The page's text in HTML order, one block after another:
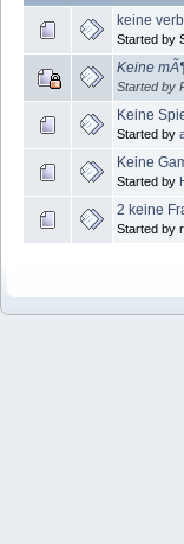
keine
Started by
Keine
Started by
Keine
Started by
Keine
Started by
2 keine
Started by